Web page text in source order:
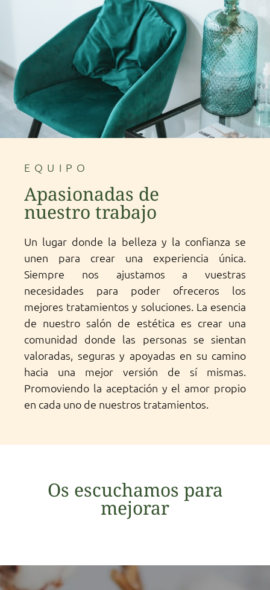
EQUIPO
Apasionadas de
nuestro trabajo
Un lugar donde la belleza y la confianza se
unen para crear una experiencia única.
Siempre nos ajustamos a vuestras
necesidades para poder ofreceros los
mejores tratamientos y soluciones. La esencia
de nuestro salón de estética es crear una
comunidad donde las personas se sientan
valoradas, seguras y apoyadas en su camino
hacia una mejor versión de sí mismas.
Promoviendo la aceptación y el amor propio
en cada uno de nuestros tratamientos.
Os escuchamos para
mejorar